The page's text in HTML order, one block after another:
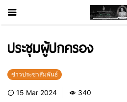
ประชุมผู้ปกครอง
ข่าวประชาสัมพันธ์
15 Mar 2024 340